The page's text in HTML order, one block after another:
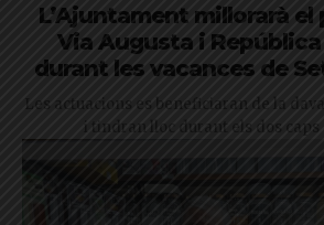
L’Ajuntament millorarà el
Via Augusta i
durant les vacances de
Les actuacions es beneficiaran de la
i tindran lloc durant els dos caps